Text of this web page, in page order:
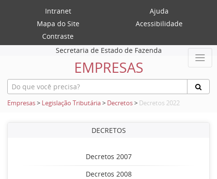
Intranet
Ajuda
Mapa do Site
Acessibilidade
Contraste
Secretaria de Estado de Fazenda
EMPRESAS
Empresas> Legislação Tributária> Decretos> Decretos 2022
DECRETOS
Decretos 2007
Decretos 2008